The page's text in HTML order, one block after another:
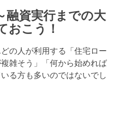
融資実行までの大
おこう！
の人が利用する「住宅ロー
雑そう」「何から始めれば
る方も多いのではないでし